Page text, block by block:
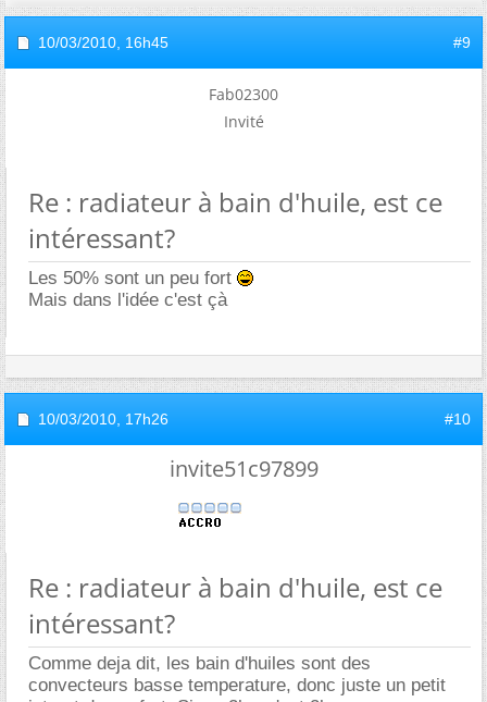
10/03/2010, 16h45 #9
Fab02300
Invité
Re : radiateur à bain d'huile, est ce
intéressant?
Les 50% sont un peu fort
Mais dans l'idée c'est çà
10/03/2010, 17h26 #10
invite51c97899
Re : radiateur à bain d'huile, est ce
intéressant?
Comme deja dit, les bain d'huiles sont des
convecteurs basse temperature, donc juste un petit